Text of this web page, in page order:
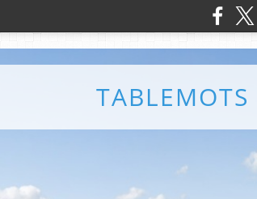
TABLEMOTS